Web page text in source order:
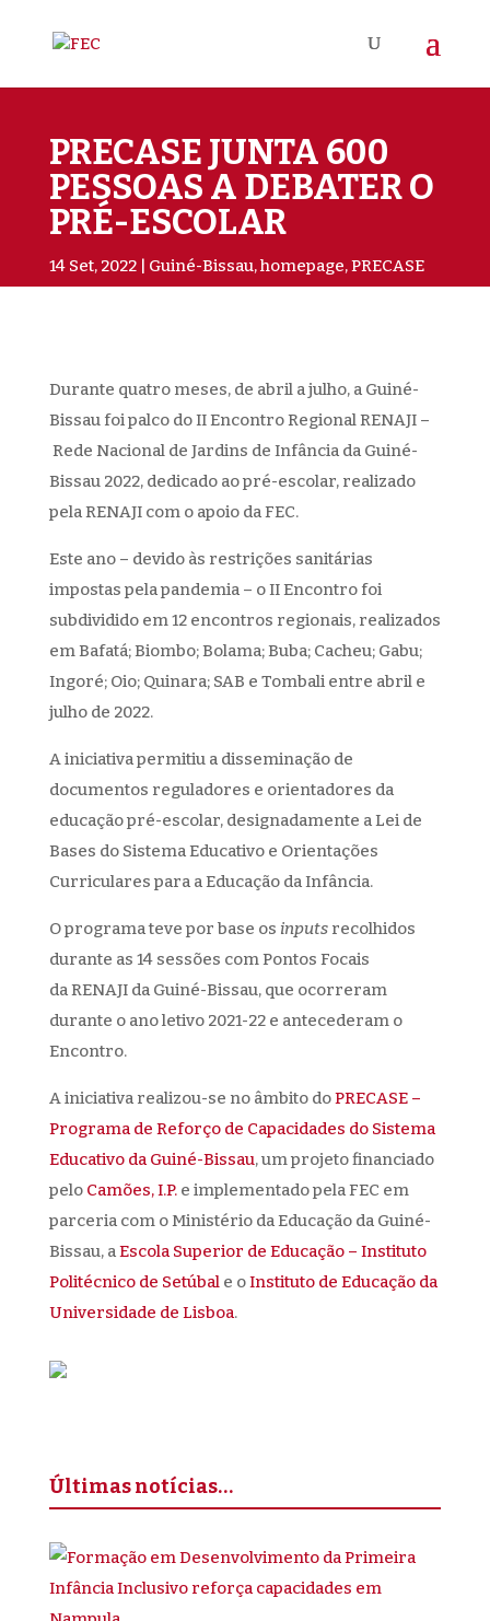
PRECASE JUNTA 600
PESSOAS A DEBATER O
PRÉ-ESCOLAR
14 Set, 2022 Guiné-Bissau,homepage,PRECASE
Durante quatro meses, de abril a julho, a Guiné-
Bissau foi palco do II Encontro RegionalRENAJI–
Rede Nacional de Jardins de Infância da Guiné-
Bissau 2022,dedicado ao pré-escolar, realizado
pela RENAJI com o apoio da FEC.
Este ano – devido às restrições sanitárias
impostas pela pandemia – o II Encontro foi
subdividido em 12 encontros regionais, realizados
em Bafatá; Biombo; Bolama; Buba; Cacheu; Gabu;
Ingoré; Oio; Quinara; SAB e Tombali entre abril e
julho de 2022.
A iniciativa permitiu a disseminação de
documentos reguladores e orientadores da
educação pré-escolar, designadamente a Lei de
Bases do Sistema Educativo e Orientações
Curriculares para a Educação da Infância.
O programa teve por base os inputsrecolhidos
durante as 14 sessões com Pontos Focais
daRENAJIda Guiné-Bissau, que ocorreram
durante o ano letivo 2021-22 e antecederam o
Encontro.
A iniciativa realizou-se no âmbito doPRECASE –
Programa de Reforço de Capacidades do Sistema
Educativo da Guiné-Bissau,um projeto financiado
pelo Camões, I.P.e implementado pela FEC em
parceria com o Ministério da Educação da Guiné-
Bissau, aEscola Superior de Educação – Instituto
Politécnico de Setúbal e oInstituto de Educação da
Universidade de Lisboa.
Últimas notícias…